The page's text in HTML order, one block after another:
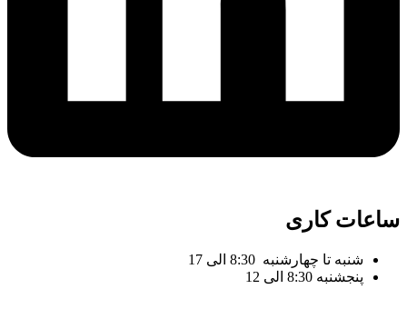
ساعات کاری
شنبه تا چهارشنبه 8:30 الی 17
پنجشنبه 8:30 الی 12